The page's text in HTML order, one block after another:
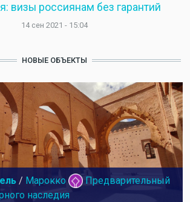
визы россиянам без гарантий
14 сен 2021 - 15:04
НОВЫЕ ОБЪЕКТЫ
/ Марокко
Предварительный
наследия